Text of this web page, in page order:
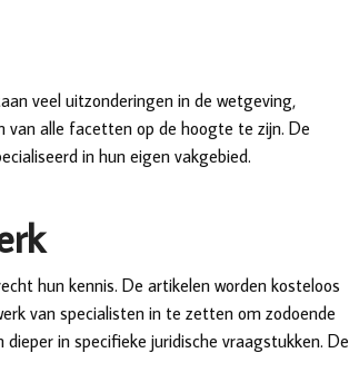
veel uitzonderingen in de wetgeving,
van alle facetten op de hoogte te zijn. De
in hun eigen vakgebied.
hun kennis. De artikelen worden kosteloos
van specialisten in te zetten om zodoende
in specifieke juridische vraagstukken. De